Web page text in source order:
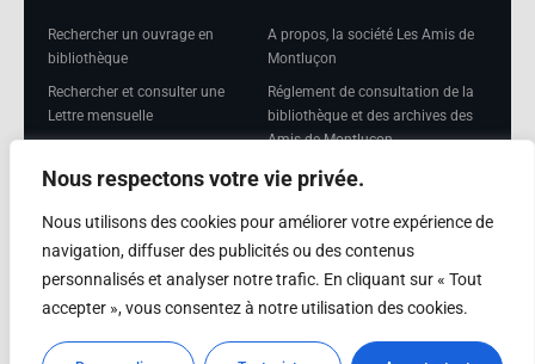
Nous respectons votre vie privée.
Nous utilisons des cookies pour améliorer votre expérience de
navigation, diffuser des publicités ou des contenus
personnalisés et analyser notre trafic. En cliquant sur « Tout
accepter », vous consentez à notre utilisation des cookies.
Rechercher un ouvrage en
bibliothèque
Rechercher et consulter une
Lettre mensuelle
mensuelle
A propos, la société Les Amis de
Montluçon
Réglement de consultation de la
bibliothèque et des archives des
Amis de Montluçon
Mentions légales
Adhérer